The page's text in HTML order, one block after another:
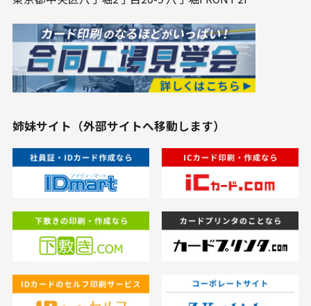
姉妹サイト（外部サイトへ移動します）